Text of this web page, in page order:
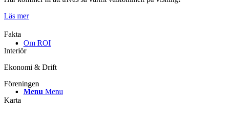
Om ROI
Menu Menu
Läs mer
Fakta
Interiör
Ekonomi & Drift
Föreningen
Karta